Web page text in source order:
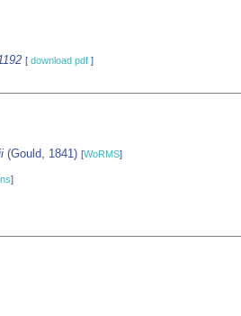
[ download pdf ]
(Gould, 1841) [WoRMS]
]